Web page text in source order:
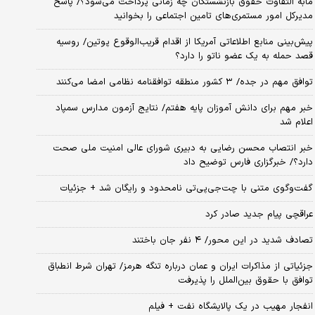
مدیرکل امور مستمری‌های تامین اجتماعی را بخوانید
پیش‌بینی منابع اطلاعاتی آمریکا از اقدام قریب‌الوقوع پوتین/ روسیه
قصد حمله به یک عضو ناتو را دارد؟
توافق مهم در جده/ ۳ کشور منطقه توافقنامه نظامی امضا می‌کنند
خبر مهم برای دانش آموزان پایه هفتم/ نتایج آزمون مدارس سمپاد
اعلام شد
خبر انتصاب محسن رضایی به دبیری شورای عالی امنیت ملی صحت
دارد؟/ خبرگزاری فارس توضیح داد
گفت‌وگوی متنی با چت‌جی‌پی‌تی نامحدود و رایگان شد + جزئیات
عراقچی پیام جدید صادر کرد
تصادف شدید در این محور/ ۴ نفر جان باختند
جزئیاتی از مذاکرات ایران و عمان درباره تنگه هرمز/ تهران شرط انطباق
توافق با حقوق بین‌الملل را پذیرفت
انفجار مهیب در یک پالایشگاه نفت + فیلم